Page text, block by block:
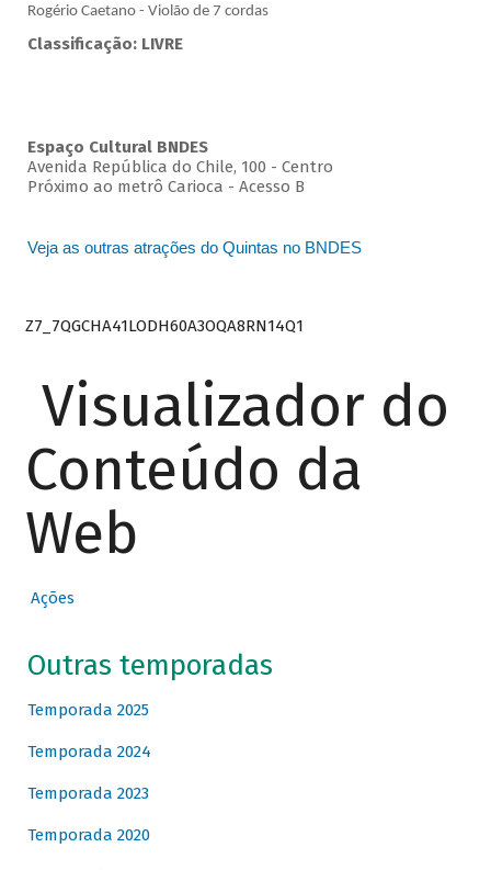
Rogério Caetano - Violão de 7 cordas
Classificação: LIVRE
Espaço Cultural BNDES
Avenida República do Chile, 100 - Centro
Próximo ao metrô Carioca - Acesso B
Veja as outras atrações do Quintas no BNDES
Z7_7QGCHA41LODH60A3OQA8RN14Q1
Visualizador do
Conteúdo da
Web
Ações
Outras temporadas
Temporada 2025
Temporada 2024
Temporada 2023
Temporada 2020